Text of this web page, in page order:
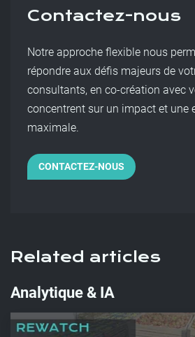
Contactez-nous
Notre approche flexible nous
répondre aux défis majeurs de
consultants, en co-création avec
concentrent sur un impact et une
maximale.
CONTACTEZ-NOUS
Related articles
Analytique & IA